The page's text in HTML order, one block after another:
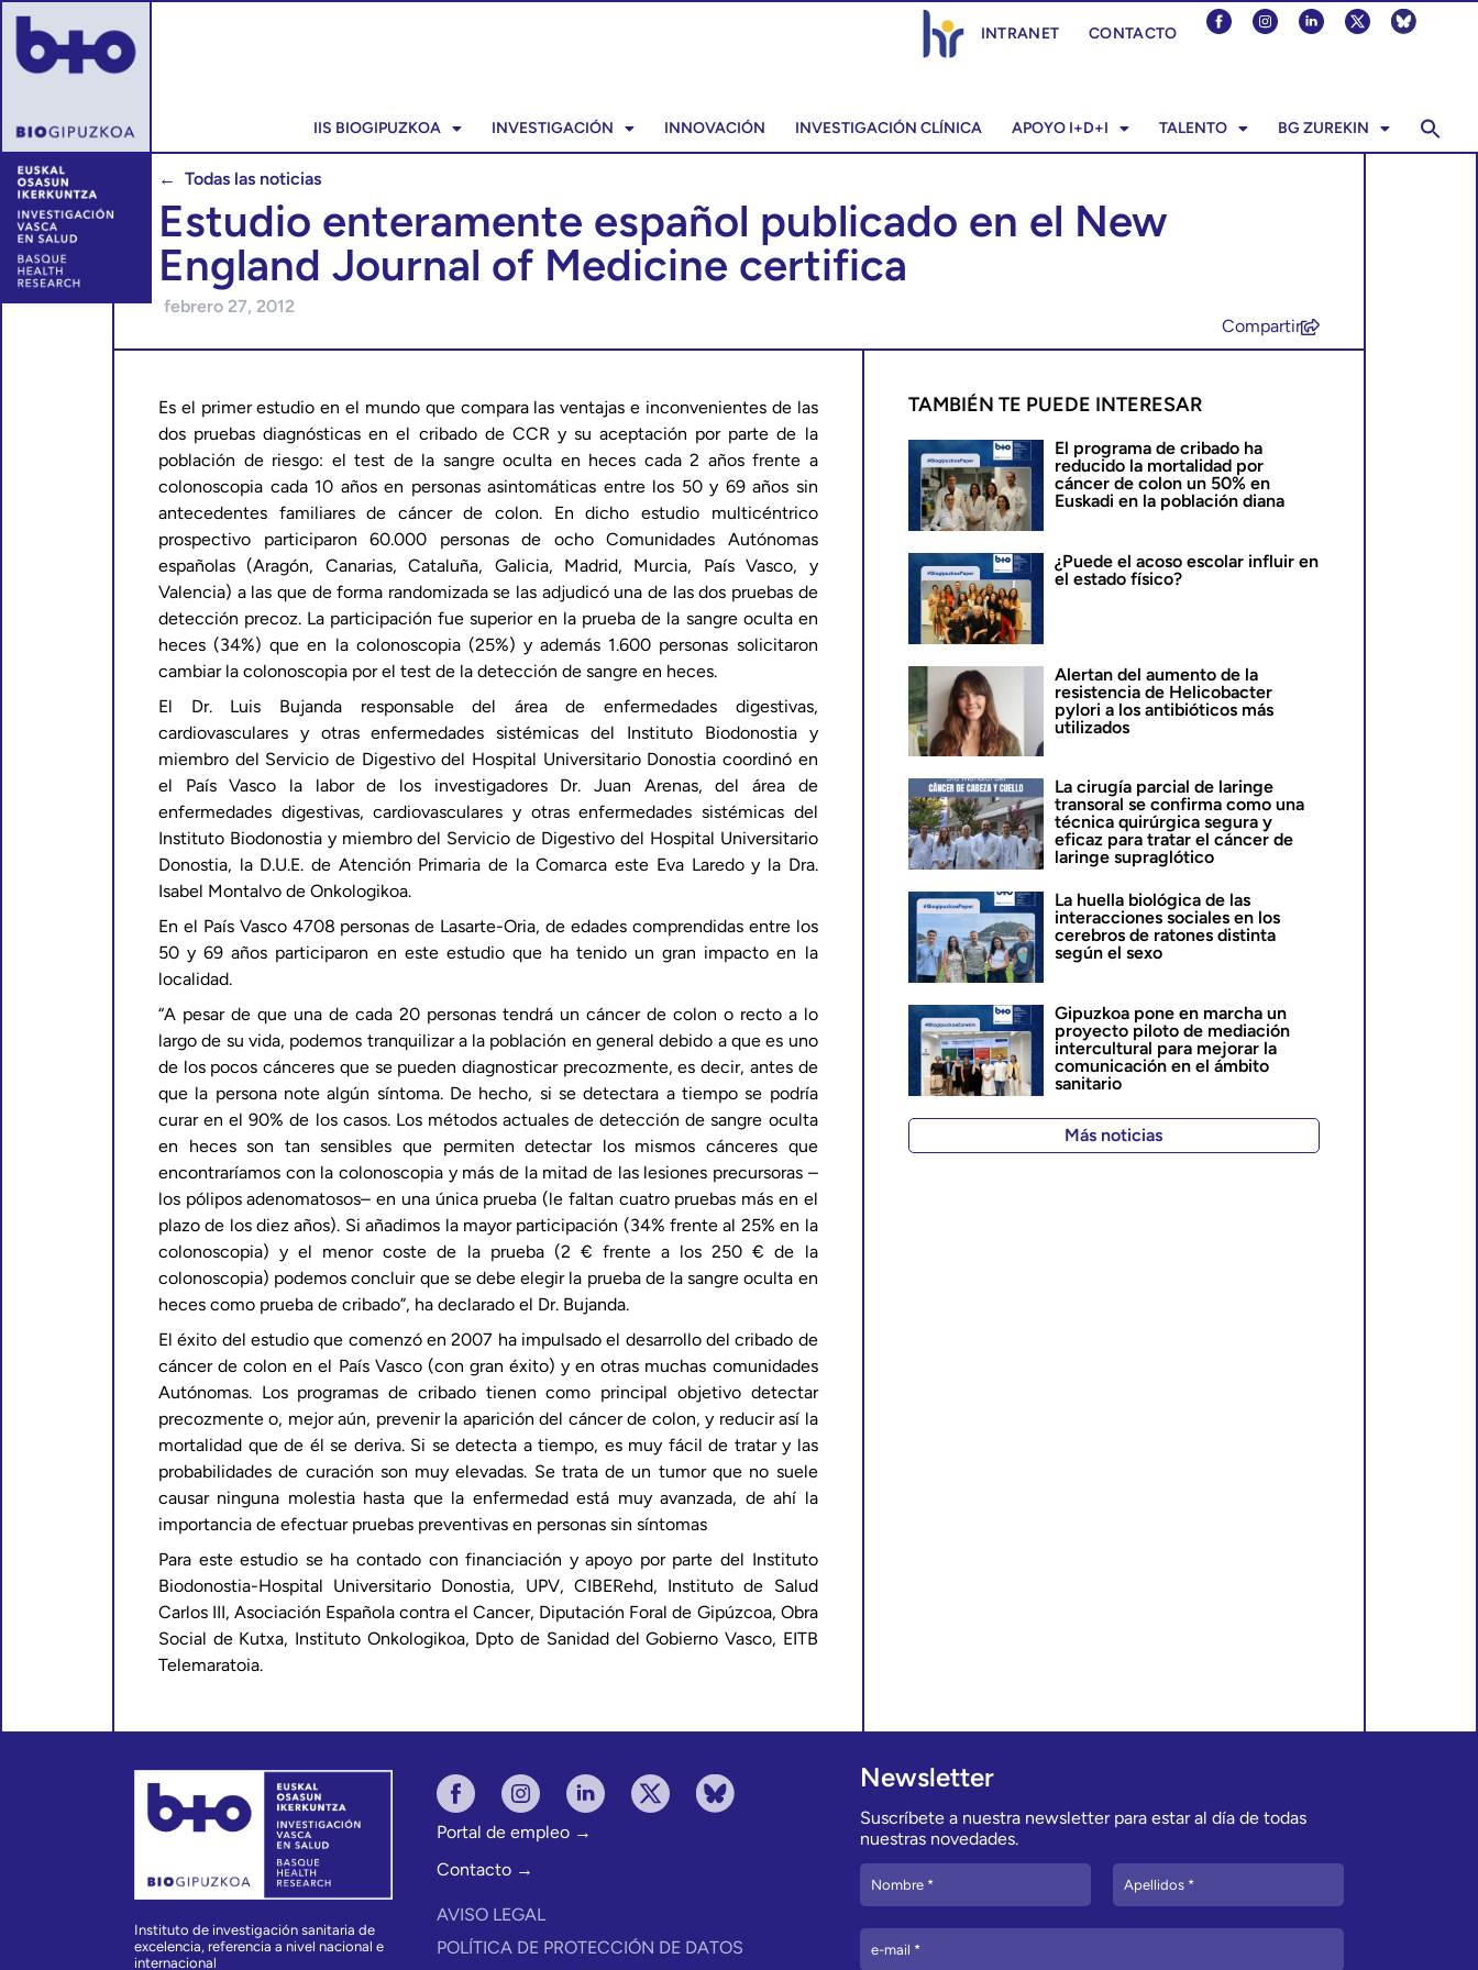
INTRANET CONTACTO
IIS BIOGIPUZKOA INVESTIGACIÓN INNOVACIÓN INVESTIGACIÓN CLÍNICA APOYO I+D+I TALENTO BG ZUREKIN
← Todas las noticias
Estudio enteramente español publicado en el New
England Journal of Medicine certifica
febrero 27, 2012
Compartir
Es el primer estudio en el mundo que compara las ventajas e inconvenientes de las
dos pruebas diagnósticas en el cribado de CCR y su aceptación por parte de la
población de riesgo: el test de la sangre oculta en heces cada 2 años frente a
colonoscopia cada 10 años en personas asintomáticas entre los 50 y 69 años sin
antecedentes familiares de cáncer de colon. En dicho estudio multicéntrico
prospectivo participaron 60.000 personas de ocho Comunidades Autónomas
españolas (Aragón, Canarias, Cataluña, Galicia, Madrid, Murcia, País Vasco, y
Valencia) a las que de forma randomizada se las adjudicó una de las dos pruebas de
detección precoz. La participación fue superior en la prueba de la sangre oculta en
heces (34%) que en la colonoscopia (25%) y además 1.600 personas solicitaron
cambiar la colonoscopia por el test de la detección de sangre en heces.
El Dr. Luis Bujanda
responsable del área de enfermedades digestivas,
cardiovasculares y otras enfermedades sistémicas del Instituto Biodonostia y
miembro del Servicio de Digestivo del Hospital Universitario Donostia coordinó en
el País Vasco la labor de los investigadores Dr. Juan Arenas, del área de
enfermedades digestivas, cardiovasculares y otras enfermedades sistémicas del
Instituto Biodonostia y miembro del Servicio de Digestivo del Hospital Universitario
Donostia, la D.U.E. de Atención Primaria de la Comarca este Eva Laredo y la Dra.
Isabel Montalvo de Onkologikoa.
En el País Vasco 4708 personas de Lasarte-Oria, de edades comprendidas entre los
50 y 69 años participaron en este estudio que ha tenido un gran impacto en la
localidad.
“A pesar de que una de cada 20 personas tendrá un cáncer de colon o recto a lo
largo de su vida, podemos tranquilizar a la población en general debido a que es uno
de los pocos cánceres que se pueden diagnosticar precozmente, es decir, antes de
que la persona note algún síntoma. De hecho, si se detectara a tiempo se podría
curar en el 90% de los casos. Los métodos actuales de detección de sangre oculta
en heces son tan sensibles que permiten detectar los mismos cánceres que
encontraríamos con la colonoscopia y más de la mitad de las lesiones precursoras –
los pólipos adenomatosos– en una única prueba (le faltan cuatro pruebas más en el
plazo de los diez años). Si añadimos la mayor participación (34% frente al 25% en la
colonoscopia) y el menor coste de la prueba (2 € frente a los 250 € de la
colonoscopia) podemos concluir que se debe elegir la prueba de la sangre oculta en
heces como prueba de cribado”, ha declarado el Dr. Bujanda.
El éxito del estudio que comenzó en 2007 ha impulsado el desarrollo del cribado de
cáncer de colon en el País Vasco (con gran éxito) y en otras muchas comunidades
Autónomas. Los programas de cribado tienen como principal objetivo detectar
precozmente o, mejor aún, prevenir la aparición del cáncer de colon, y reducir así la
mortalidad que de él se deriva. Si se detecta a tiempo, es muy fácil de tratar y las
probabilidades de curación son muy elevadas. Se trata de un tumor que no suele
causar ninguna molestia hasta que la enfermedad está muy avanzada, de ahí la
importancia de efectuar pruebas preventivas en personas sin síntomas
Para este estudio se ha contado con financiación y apoyo por parte del Instituto
Biodonostia-Hospital Universitario Donostia, UPV, CIBERehd, Instituto de Salud
Carlos III, Asociación Española contra el Cancer, Diputación Foral de Gipúzcoa, Obra
Social de Kutxa, Instituto Onkologikoa, Dpto de Sanidad del Gobierno Vasco, EITB
Telemaratoia.
TAMBIÉN TE PUEDE INTERESAR
El programa de cribado ha
reducido la mortalidad por
cáncer de colon un 50% en
Euskadi en la población diana
¿Puede el acoso escolar influir en
el estado físico?
Alertan del aumento de la
resistencia de Helicobacter
pylori a los antibióticos más
utilizados
La cirugía parcial de laringe
transoral se confirma como una
técnica quirúrgica segura y
eficaz para tratar el cáncer de
laringe supraglótico
La huella biológica de las
interacciones sociales en los
cerebros de ratones distinta
según el sexo
Gipuzkoa pone en marcha un
proyecto piloto de mediación
intercultural para mejorar la
comunicación en el ámbito
sanitario
Más noticias
Instituto de investigación sanitaria de
excelencia, referencia a nivel nacional e
internacional
Portal de empleo →
Contacto →
AVISO LEGAL
POLÍTICA DE PROTECCIÓN DE DATOS
Newsletter
Suscríbete a nuestra newsletter para estar al día de todas
nuestras novedades.